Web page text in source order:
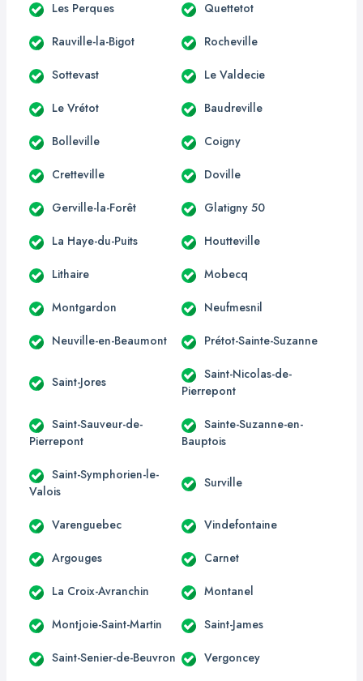
Les Perques Quettetot
Rauville-la-Bigot Rocheville
Sottevast Le Valdecie
Le Vrétot Baudreville
Bolleville Coigny
Cretteville Doville
Gerville-la-Forêt Glatigny 50
La Haye-du-Puits Houtteville
Lithaire Mobecq
Montgardon Neufmesnil
Neuville-en-Beaumont Prétot-Sainte-Suzanne
Saint-Jores
Saint-Nicolas-de-
Pierrepont
Saint-Sauveur-de-
Pierrepont
Sainte-Suzanne-en-
Bauptois
Saint-Symphorien-le-
Valois
Surville
Varenguebec Vindefontaine
Argouges Carnet
La Croix-Avranchin Montanel
Montjoie-Saint-Martin Saint-James
Saint-Senier-de-Beuvron Vergoncey